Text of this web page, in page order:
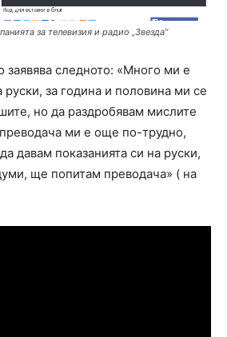
за телевизия и радио „Звезда“
следното: «Много ми е
руски, за година и половина ми се
но да раздробявам мислите
ми е още по-трудно,
давам показанията си на руски,
ще попитам преводача» ( на